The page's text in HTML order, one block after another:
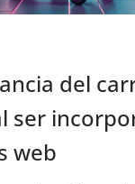
del
ser
web